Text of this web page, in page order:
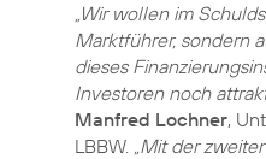
„Wir wollen im
Marktführer, sondern
dieses
Investoren noch
Manfred Lochner,
LBBW. „Mit der